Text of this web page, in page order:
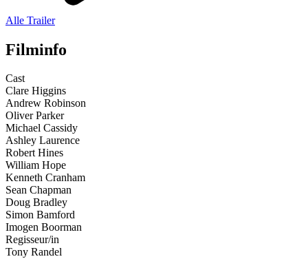
Alle Trailer
Filminfo
Cast
Clare Higgins
Andrew Robinson
Oliver Parker
Michael Cassidy
Ashley Laurence
Robert Hines
William Hope
Kenneth Cranham
Sean Chapman
Doug Bradley
Simon Bamford
Imogen Boorman
Regisseur/in
Tony Randel